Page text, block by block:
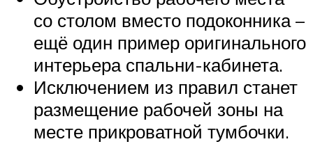
со столом вместо подоконника –
ещё один пример оригинального
интерьера спальни-кабинета.
Исключением из правил станет
размещение рабочей зоны на
месте прикроватной тумбочки.